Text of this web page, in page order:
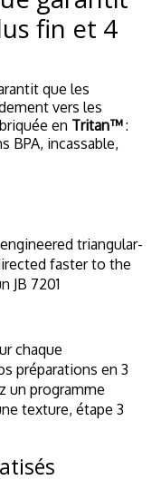
fin et 4
que les
vers les
en Tritan™:
BPA, incassable,
triangular-
faster to the
JB 7201
chaque
préparations en 3
un programme
texture, étape 3